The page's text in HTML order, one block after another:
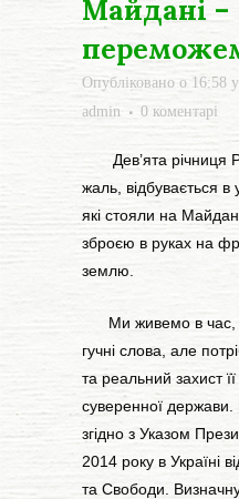
Майдані –
Опубліковано о 16:58
admin
0 коментарі
Дев’ята річниця
жаль, відбувається в
які стояли на
зброєю в руках на
землю.
Ми живемо в час,
гучні слова, але
та реальний захист
суверенної
згідно з Указом
2014 року в Україні
та Свободи.